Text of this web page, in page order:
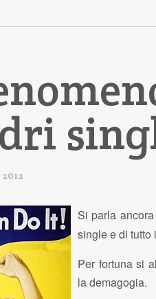
Si parla
single e di tutto
Per fortuna si
la demagogia.